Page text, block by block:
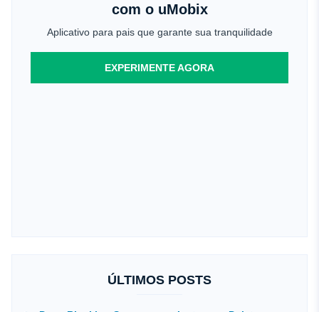
com o uMobix
Aplicativo para pais que garante sua tranquilidade
EXPERIMENTE AGORA
ÚLTIMOS POSTS